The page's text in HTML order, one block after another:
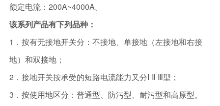
额定电流：200A~4000A。
该系列产品有下列品种：
1．按有无接地开关分：不接地、单接地（左接地和右接
地）和双接地；
2．接地开关按承受的短路电流能力又分Ⅰ Ⅱ Ⅲ型；
3．按使用地区分：普通型、防污型、耐污型和高原型。